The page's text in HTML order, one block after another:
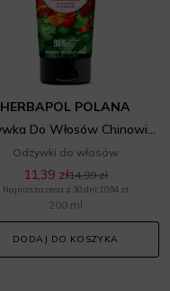
HERBAPOL POLANA
Odżywka Do Włosów Chinowiec Nasturcja
Odżywki do włosów
11,39 zł14,99 zł
Najniższa cena z 30 dni: 10,94 zł
200 ml
DODAJ DO KOSZYKA